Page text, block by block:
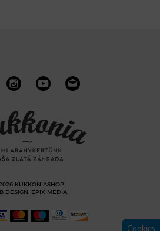
KUKKONIASHOP
DESIGN: EPIX MEDIA